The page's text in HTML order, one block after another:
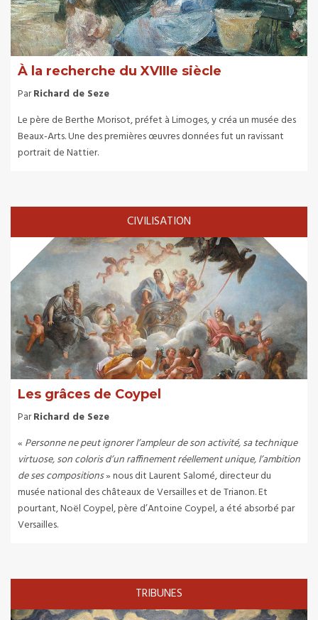
À la recherche du XVIIIe siècle
ParRichard de Seze
Le père de Berthe Morisot, préfet à Limoges, y créa un musée des
Beaux-Arts. Une des premières œuvres données fut un ravissant
portrait de Nattier.
CIVILISATION
Les grâces de Coypel
ParRichard de Seze
« Personne ne peut ignorer l’ampleur de son activité, sa technique
virtuose, son coloris d’un raffinement réellement unique, l’ambition
de ses compositions» nous dit Laurent Salomé, directeur du
musée national des châteaux de Versailles et de Trianon. Et
pourtant, Noël Coypel, père d’Antoine Coypel, a été absorbé par
Versailles.
TRIBUNES